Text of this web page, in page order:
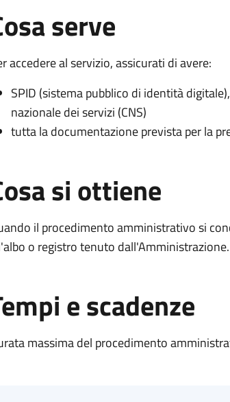
serve
accedere al servizio, assicurati di avere:
SPID (sistema pubblico di identità
nazionale dei servizi (CNS)
tutta la documentazione prevista per la
si ottiene
il procedimento amministrativo si
o registro tenuto dall'Amministrazione.
e scadenze
massima del procedimento